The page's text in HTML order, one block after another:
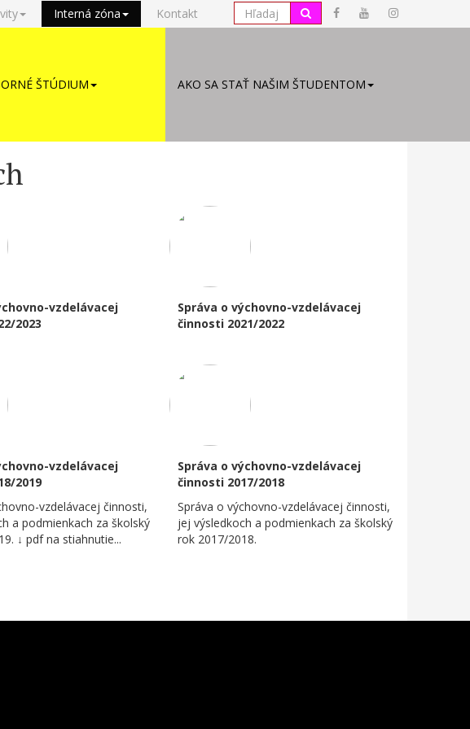
Interná zóna Kontakt
ŠTÚDIUM AKO SA STAŤ NAŠIM ŠTUDENTOM
vzdelávacej
2023
Správa o výchovno-vzdelávacej
činnosti 2021/2022
vzdelávacej
2019
vzdelávacej činnosti,
a podmienkach za školský
​↓ pdf na stiahnutie...
Správa o výchovno-vzdelávacej
činnosti 2017/2018
Správa o výchovno-vzdelávacej činnosti,
jej výsledkoch a podmienkach za školský
rok 2017/2018.